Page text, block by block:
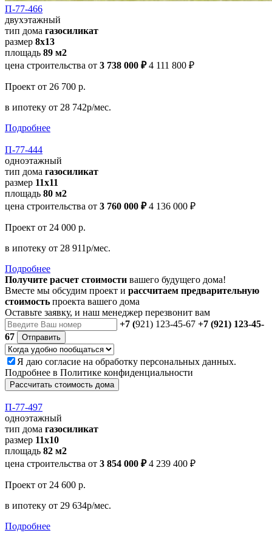
П-77-466
двухэтажный
тип дома газосиликат
размер 8х13
площадь 89 м2
цена строительства от 3 738 000 ₽ 4 111 800 ₽
Проект от 26 700 р.
в ипотеку от 28 742р/мес.
Подробнее
П-77-444
одноэтажный
тип дома газосиликат
размер 11х11
площадь 80 м2
цена строительства от 3 760 000 ₽ 4 136 000 ₽
Проект от 24 000 р.
в ипотеку от 28 911р/мес.
Подробнее
Получите расчет стоимости вашего будущего дома!
Вместе мы обсудим проект и рассчитаем предварительную
стоимость проекта вашего дома
Оставьте заявку, и наш менеджер перезвонит вам
+7 (921) 123-45-67 +7 (921) 123-45-
67
Отправить
Я даю согласие на обработку персональных данных.
Подробнее в Политике конфиденциальности
Рассчитать стоимость дома
П-77-497
одноэтажный
тип дома газосиликат
размер 11х10
площадь 82 м2
цена строительства от 3 854 000 ₽ 4 239 400 ₽
Проект от 24 600 р.
в ипотеку от 29 634р/мес.
Подробнее